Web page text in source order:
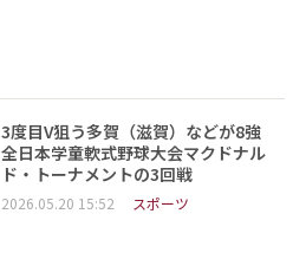
3度目V狙う多賀（滋賀）などが8強
全日本学童軟式野球大会マクドナル
ド・トーナメントの3回戦
2026.05.20 15:52 スポーツ